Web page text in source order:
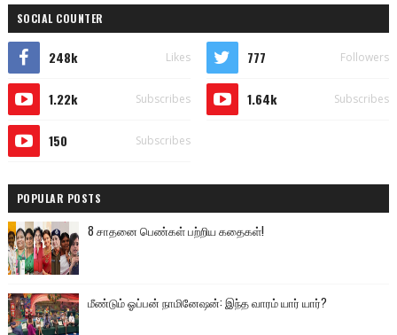
SOCIAL COUNTER
248k Likes 777 Followers
1.22k Subscribes 1.64k Subscribes
150 Subscribes
POPULAR POSTS
8 சாதனை பெண்கள் பற்றிய கதைகள்!
மீண்டும் ஓப்பன் நாமினேஷன்: இந்த வாரம் யார் யார்?